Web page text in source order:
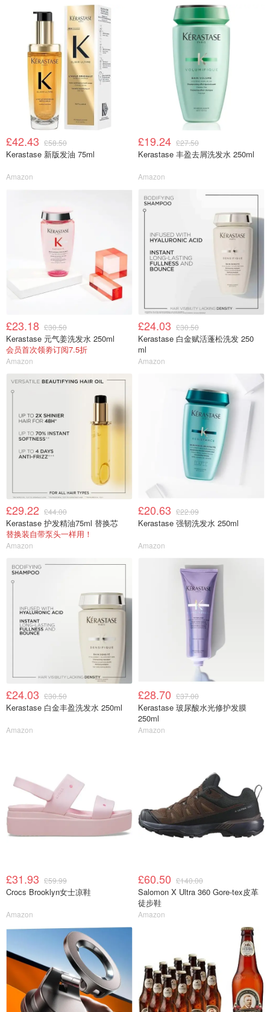
£42.43 £58.50
Kerastase 新版发油 75ml
Amazon
£19.24 £27.50
Kerastase 丰盈去屑洗发水 250ml
Amazon
£23.18 £30.50
Kerastase 元气姜洗发水 250ml
会员首次领劵订阅7.5折
Amazon
£24.03 £30.50
Kerastase 白金赋活蓬松洗发 250
ml
Amazon
£29.22 £44.00
Kerastase 护发精油75ml 替换芯
替换装自带泵头一样用！
Amazon
£20.63 £22.09
Kerastase 强韧洗发水 250ml
Amazon
£24.03 £30.50
Kerastase 白金丰盈洗发水 250ml
Amazon
£28.70 £37.00
Kerastase 玻尿酸水光修护发膜
250ml
Amazon
£31.93 £59.99
Crocs Brooklyn女士凉鞋
Amazon
£60.50 £140.00
Salomon X Ultra 360 Gore-tex皮革
徒步鞋
Amazon